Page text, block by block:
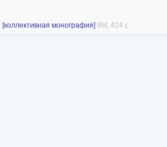
монография] 9M, 424 с.